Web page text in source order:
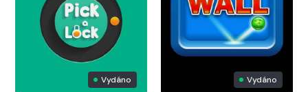
Vydáno Vydáno